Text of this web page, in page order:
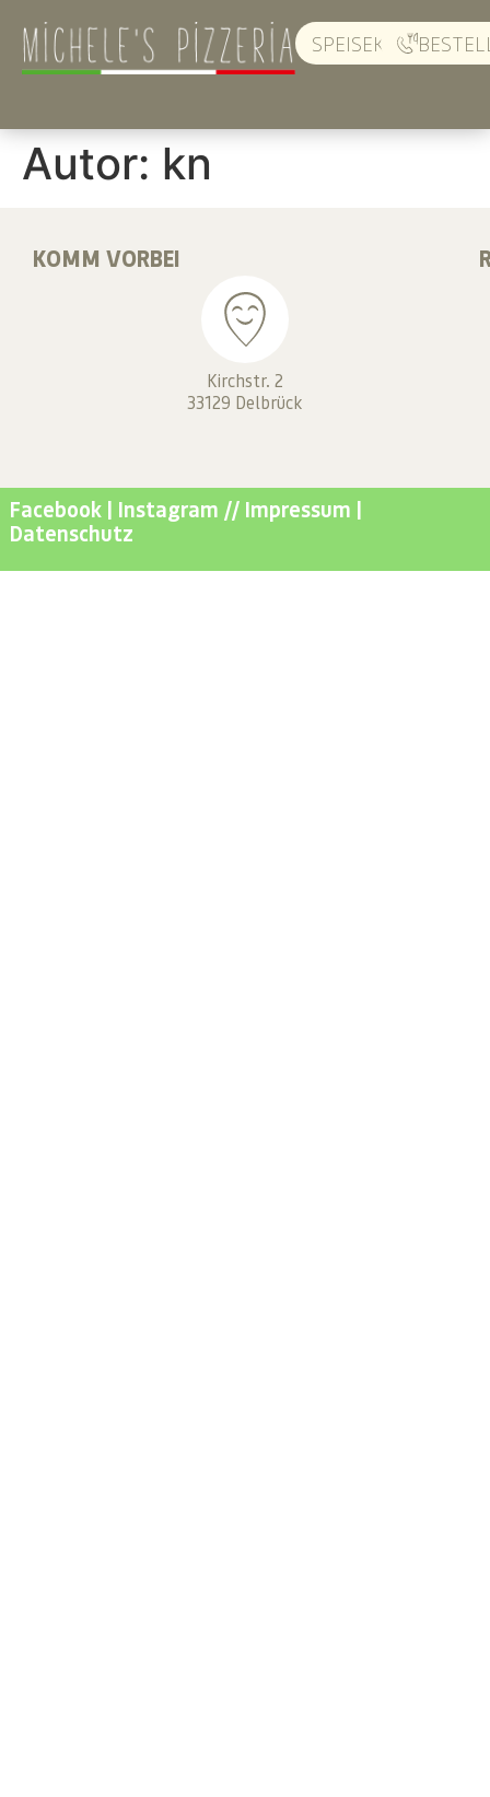
SPEISEKARTE
Autor: kn
KOMM VORBEI
Kirchstr. 2
33129 Delbrück
Facebook| Instagram // Impressum |
Datenschutz